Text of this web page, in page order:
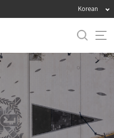
Korean